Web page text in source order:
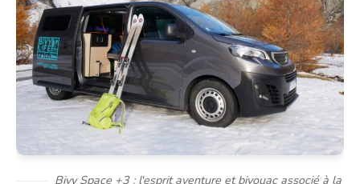
Bivy Space +3 : l'esprit aventure et bivouac associé à la